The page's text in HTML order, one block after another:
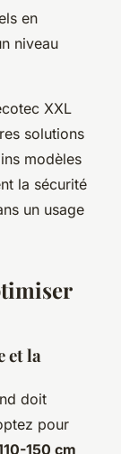
en
niveau
XXL
solutions
modèles
la sécurité
un usage
et la
doit
pour
150 cm